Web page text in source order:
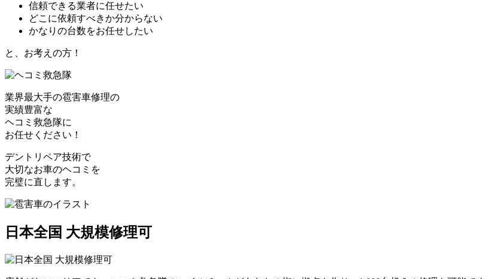
信頼できる業者に任せたい
どこに依頼すべきか分からない
かなりの台数をお任せしたい
と、お考えの方！
業界最大手の雹害車修理の
実績豊富な
ヘコミ救急隊に
お任せください！
デントリペア技術で
大切なお車のヘコミを
完璧に直します。
日本全国 大規模修理可